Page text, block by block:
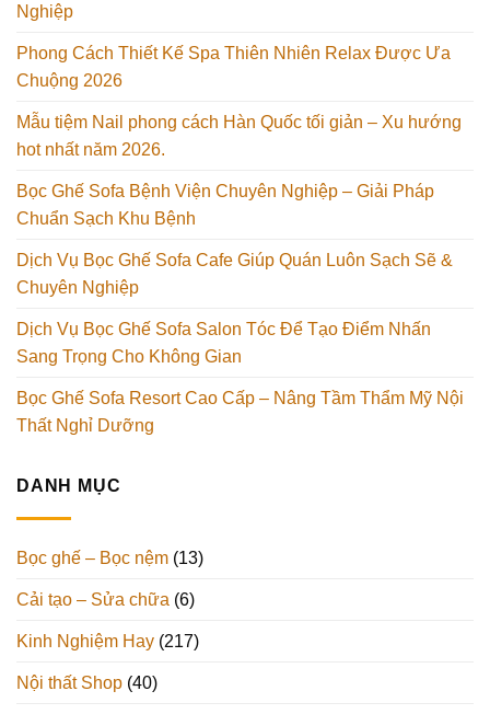
Nghiệp
Phong Cách Thiết Kế Spa Thiên Nhiên Relax Được Ưa
Chuộng 2026
Mẫu tiệm Nail phong cách Hàn Quốc tối giản – Xu hướng
hot nhất năm 2026.
Bọc Ghế Sofa Bệnh Viện Chuyên Nghiệp – Giải Pháp
Chuẩn Sạch Khu Bệnh
Dịch Vụ Bọc Ghế Sofa Cafe Giúp Quán Luôn Sạch Sẽ &
Chuyên Nghiệp
Dịch Vụ Bọc Ghế Sofa Salon Tóc Để Tạo Điểm Nhấn
Sang Trọng Cho Không Gian
Bọc Ghế Sofa Resort Cao Cấp – Nâng Tầm Thẩm Mỹ Nội
Thất Nghỉ Dưỡng
DANH MỤC
Bọc ghế – Bọc nệm (13)
Cải tạo – Sửa chữa (6)
Kinh Nghiệm Hay (217)
Nội thất Shop (40)